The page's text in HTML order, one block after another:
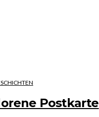
Postkarte